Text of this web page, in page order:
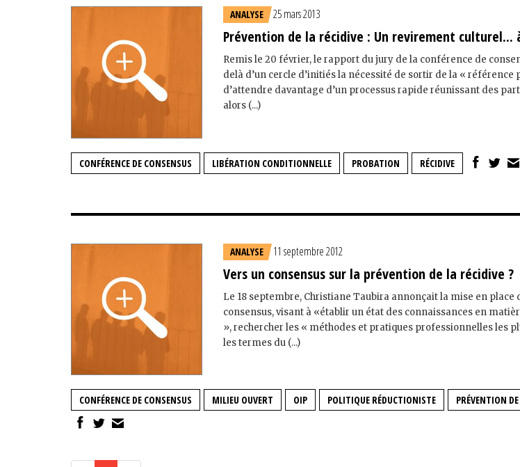
ANALYSE 25 mars 2013
Prévention de la récidive : Un revirement culturel...
Remis le 20 février, le rapport du jury de la conférence de
delà d’un cercle d’initiés la nécessité de sortir de la «
d’attendre davantage d’un processus rapide réunissant des
alors (...)
CONFÉRENCE DE CONSENSUS LIBÉRATION CONDITIONNELLE PROBATION RÉCIDIVE
ANALYSE 11 septembre 2012
Vers un consensus sur la prévention de la récidive ?
Le 18 septembre, Christiane Taubira annonçait la mise en place
consensus, visant à «établir un état des connaissances en
», rechercher les « méthodes et pratiques professionnelles les
les termes du (...)
CONFÉRENCE DE CONSENSUS MILIEU OUVERT OIP POLITIQUE RÉDUCTIONISTE PRÉVENTION